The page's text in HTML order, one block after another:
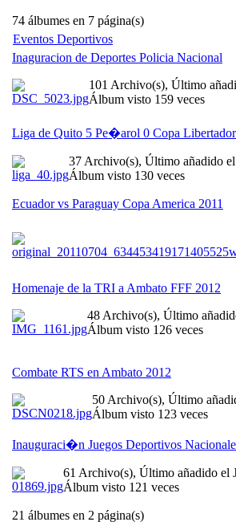
74 álbumes en 7 página(s)
Eventos Deportivos
Inaguracion de Deportes Policia Nacional
101 Archivo(s), Último
Álbum visto 159 veces
Liga de Quito 5 Pe�arol 0 Copa
37 Archivo(s), Último añadido
Álbum visto 130 veces
Ecuador vs Paraguay Copa America 2011
Homenaje de la TRI a Ambato FFF 2012
48 Archivo(s), Último
Álbum visto 126 veces
Combate RTS en Ambato 2012
50 Archivo(s), Último
Álbum visto 123 veces
Inauguraci�n Juegos Deportivos
61 Archivo(s), Último añadido el
Álbum visto 121 veces
21 álbumes en 2 página(s)